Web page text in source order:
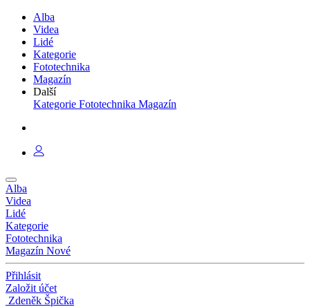
Alba
Videa
Lidé
Kategorie
Fototechnika
Magazín
Další
Kategorie Fototechnika Magazín
Alba
Videa
Lidé
Kategorie
Fototechnika
Magazín Nové
Přihlásit
Založit účet
Zdeněk Špička